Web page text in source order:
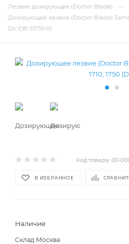
Лезвие дозирующее (Doctor Blade) —
Дозирующее лезвие (Doctor Blade)
DV-DB-S1710-10
Код товара: 00-
В ИЗБРАННОЕ
Наличие
Склад Москва